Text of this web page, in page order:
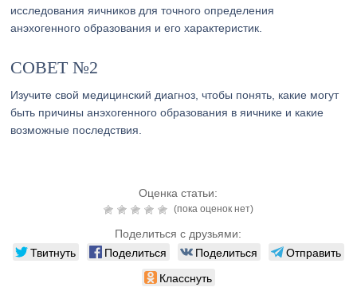
исследования яичников для точного определения
анэхогенного образования и его характеристик.
СОВЕТ №2
Изучите свой медицинский диагноз, чтобы понять, какие могут
быть причины анэхогенного образования в яичнике и какие
возможные последствия.
Оценка статьи:
(пока оценок нет)
Поделиться с друзьями:
Твитнуть Поделиться Поделиться
Отправить
Класснуть